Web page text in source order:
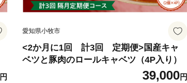
円
愛知県小牧市
<2か月に1回 計3回 定期便>国産キャ
ベツと豚肉のロールキャベツ（4P入り）
39,000円